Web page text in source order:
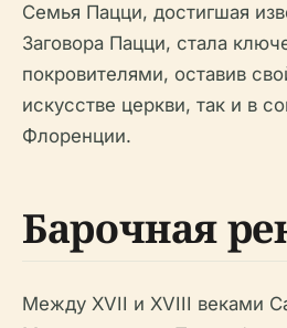
Семья Пацци, достигшая
Заговора Пацци, стала
покровителями, оставив
искусстве церкви, так и в
Флоренции.
Барочная
Между XVII и XVIII веками